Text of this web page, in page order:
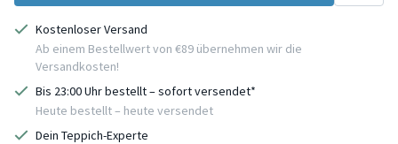
Kostenloser Versand
Ab einem Bestellwert von €89 übernehmen wir die
Versandkosten!
Bis 23:00 Uhr bestellt – sofort versendet*
Heute bestellt – heute versendet
Dein Teppich-Experte